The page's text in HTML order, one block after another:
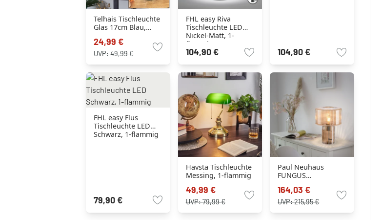
Telhais Tischleuchte
Glas 17cm Blau,
24,99 €
UVP:49,99 €
FHL easy Riva
Tischleuchte LED
Nickel-Matt, 1-
flammig
104,90 € 104,90 €
FHL easy Flus
Tischleuchte LED
Schwarz, 1-flammig
79,90 €
Havsta Tischleuchte
Messing, 1-flammig
49,99 €
UVP:79,99 €
Paul Neuhaus
FUNGUS
Bernsteinfarben, 1-
flammig
164,03 €
UVP:215,95 €